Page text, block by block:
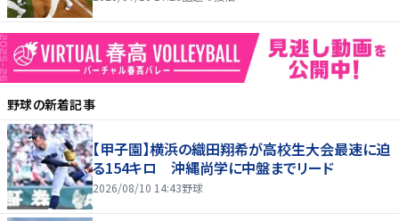
野球の新着記事
【甲子園】横浜の織田翔希が高校生大会最速に迫
る154キロ 沖縄尚学に中盤までリード
2026/08/10 14:43野球